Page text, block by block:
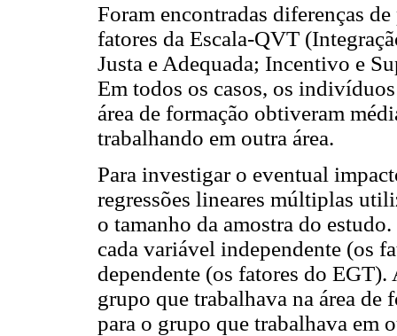
Foram encontradas diferenças
fatores da Escala-QVT
Justa e Adequada; Incentivo e
Em todos os casos, os
área de formação obtiveram
trabalhando em outra área.
Para investigar o eventual
regressões lineares múltiplas
o tamanho da amostra do
cada variável independente (os
dependente (os fatores do
grupo que trabalhava na área de
para o grupo que trabalhava em